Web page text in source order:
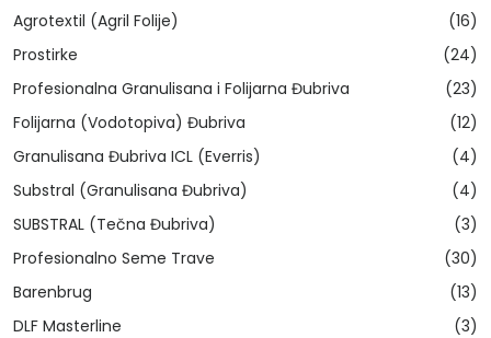
Agrotextil (Agril Folije)
(16)
Prostirke
(24)
Profesionalna Granulisana i Folijarna Đubriva
(23)
Folijarna (Vodotopiva) Đubriva
(12)
Granulisana Đubriva ICL (Everris)
(4)
Substral (Granulisana Đubriva)
(4)
SUBSTRAL (Tečna Đubriva)
(3)
Profesionalno Seme Trave
(30)
Barenbrug
(13)
DLF Masterline
(3)